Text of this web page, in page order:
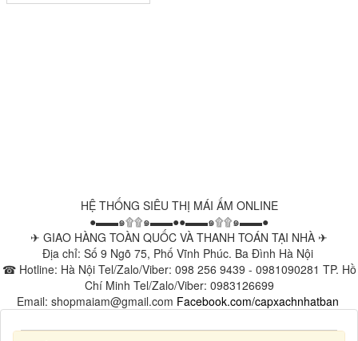
HỆ THỐNG SIÊU THỊ MÁI ẤM ONLINE
●▬▬๑۩۩๑▬▬●●▬▬๑۩۩๑▬▬●
✈ GIAO HÀNG TOÀN QUỐC VÀ THANH TOÁN TẠI NHÀ ✈
Địa chỉ: Số 9 Ngõ 75, Phố Vĩnh Phúc. Ba Đình Hà Nội
☎ Hotline: Hà Nội Tel/Zalo/Viber: 098 256 9439 - 0981090281 TP. Hồ
Chí Minh Tel/Zalo/Viber: 0983126699
Email: shopmaiam@gmail.com Facebook.com/capxachnhatban